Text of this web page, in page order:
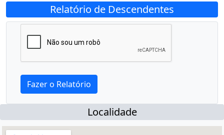
Relatório de Descendentes
Localidade